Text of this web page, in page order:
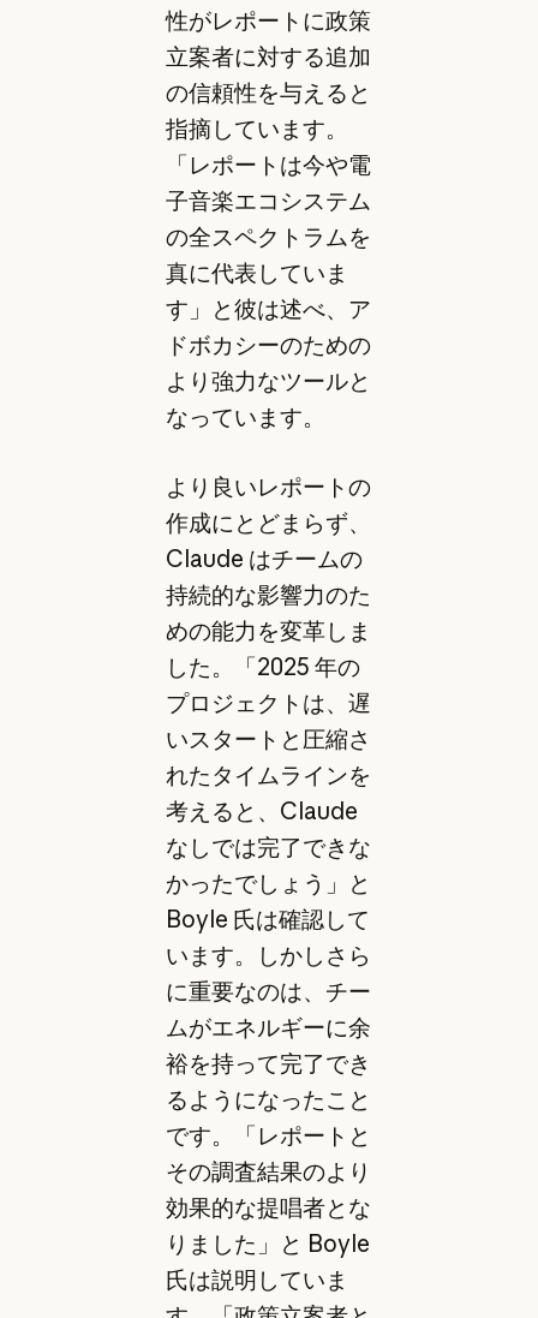
性がレポートに政策
立案者に対する追加
の信頼性を与えると
指摘しています。
「レポートは今や電
子音楽エコシステム
の全スペクトラムを
真に代表していま
す」と彼は述べ、ア
ドボカシーのための
より強力なツールと
なっています。
より良いレポートの
作成にとどまらず、
Claude はチームの
持続的な影響力のた
めの能力を変革しま
した。「2025 年の
プロジェクトは、遅
いスタートと圧縮さ
れたタイムラインを
考えると、Claude
なしでは完了できな
かったでしょう」と
Boyle 氏は確認して
います。しかしさら
に重要なのは、チー
ムがエネルギーに余
裕を持って完了でき
るようになったこと
です。「レポートと
その調査結果のより
効果的な提唱者とな
りました」と Boyle
氏は説明していま